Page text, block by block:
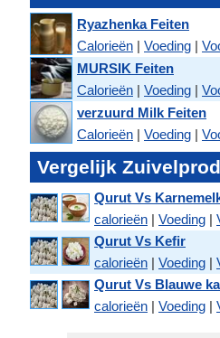
Ryazhenka Feiten
Calorieën | Voeding |
MURSIK Feiten
Calorieën | Voeding |
verzuurd Milk Feiten
Calorieën | Voeding |
Vergelijk
Qurut Vs
calorieën | Voeding |
Qurut Vs Kefir
calorieën | Voeding |
Qurut Vs Blauwe
calorieën | Voeding |